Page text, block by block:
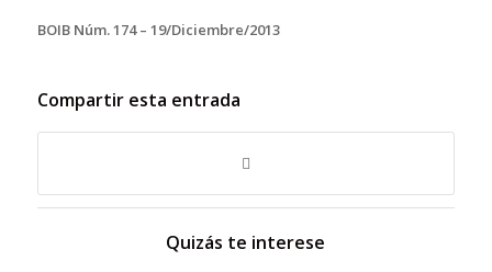
BOIB Núm. 174 – 19/Diciembre/2013
Compartir esta entrada
Quizás te interese